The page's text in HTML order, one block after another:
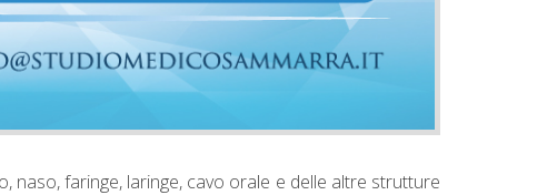
naso, faringe, laringe, cavo orale e delle altre strutture